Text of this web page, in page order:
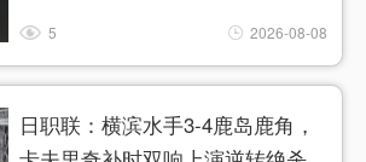
5 2026-08-08
日职联：横滨水手3‑4鹿岛鹿角，